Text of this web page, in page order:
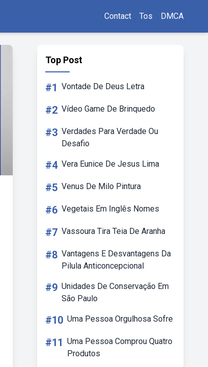
Contact Tos DMCA
Top Post
#1 Vontade De Deus Letra
#2 Vídeo Game De Brinquedo
#3 Verdades Para Verdade Ou
Desafio
#4 Vera Eunice De Jesus Lima
#5 Venus De Milo Pintura
#6 Vegetais Em Inglês Nomes
#7 Vassoura Tira Teia De Aranha
#8 Vantagens E Desvantagens Da
Pilula Anticoncepcional
#9 Unidades De Conservação Em
São Paulo
#10 Uma Pessoa Orgulhosa Sofre
#11 Uma Pessoa Comprou Quatro
Produtos